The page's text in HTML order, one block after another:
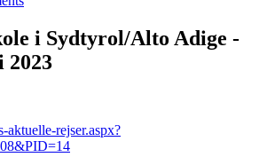
i Sydtyrol/Alto Adige -
2023
rejser.aspx?